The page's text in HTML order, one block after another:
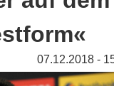
07.12.2018 -